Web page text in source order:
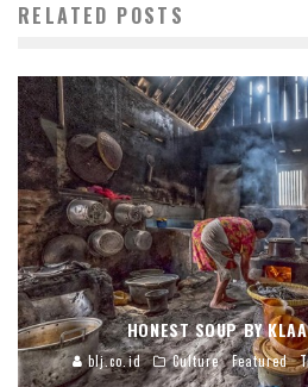
RELATED POSTS
HONEST SOUP BY
blj.co.id Culture Featured